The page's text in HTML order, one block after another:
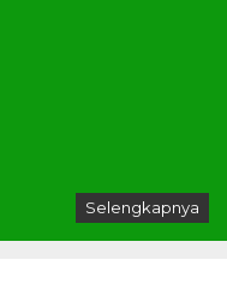
Selengkapnya